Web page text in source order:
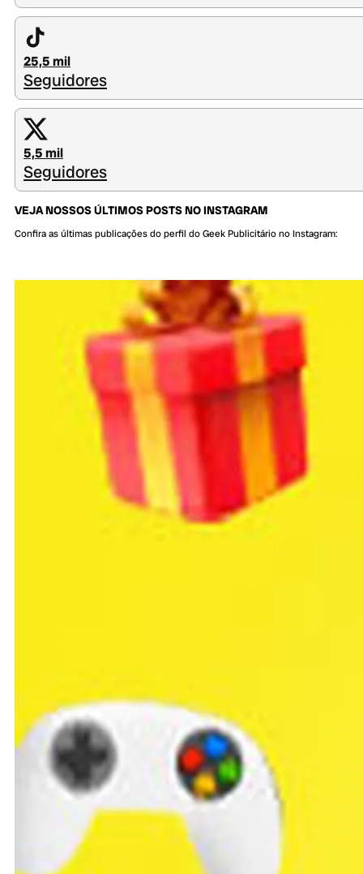
25,5 mil
Seguidores
5,5 mil
Seguidores
VEJA NOSSOS ÚLTIMOS POSTS NO INSTAGRAM
Confira as últimas publicações do perfil do Geek Publicitário no Instagram: